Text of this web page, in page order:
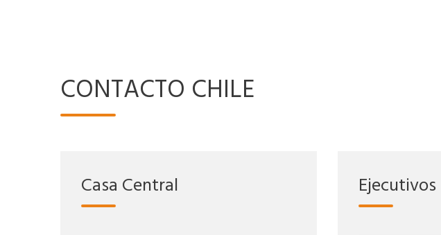
CONTACTO CHILE
Casa Central Ejecutivos